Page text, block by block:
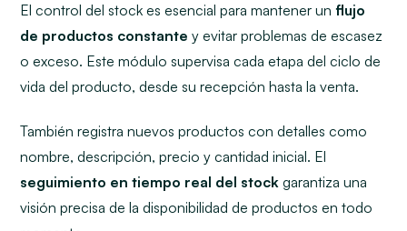
El control del stock es esencial para mantener unflujo
de productos constante y evitar problemas de escasez
o exceso. Este módulo supervisa cada etapa del ciclo de
vida del producto, desde su recepción hasta la venta.
También registra nuevos productos con detalles como
nombre, descripción, precio y cantidad inicial. El
seguimiento en tiempo real del stock garantiza una
visión precisa de la disponibilidad de productos en todo